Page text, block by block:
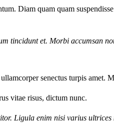
Diam quam quam
tincidunt et. Morbi accumsan
senectus turpis amet.
vitae risus, dictum nunc.
Ligula enim nisi varius